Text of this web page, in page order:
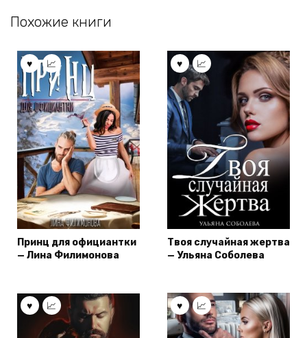
Похожие книги
Принц для официантки
— Лина Филимонова
Твоя случайная жертва
— Ульяна Соболева